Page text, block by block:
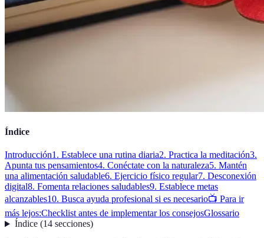
Índice
Introducción1. Establece una rutina diaria2. Practica la meditación3.
Apunta tus pensamientos4. Conéctate con la naturaleza5. Mantén
una alimentación saludable6. Ejercicio físico regular7. Desconexión
digital8. Fomenta relaciones saludables9. Establece metas
alcanzables10. Busca ayuda profesional si es necesario📺 Para ir
más lejos:Checklist antes de implementar los consejosGlossario
Índice(14 secciones)